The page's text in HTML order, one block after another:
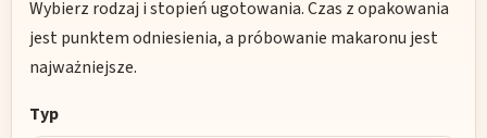
Wybierz rodzaj i stopień ugotowania. Czas z opakowania
jest punktem odniesienia, a próbowanie makaronu jest
najważniejsze.
Typ